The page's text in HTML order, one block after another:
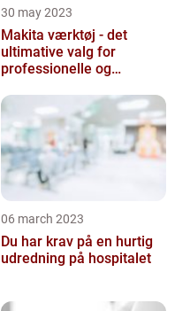
30 may 2023
Makita værktøj - det
ultimative valg for
professionelle og
selv'ere
06 march 2023
Du har krav på en hurtig
udredning på hospitalet